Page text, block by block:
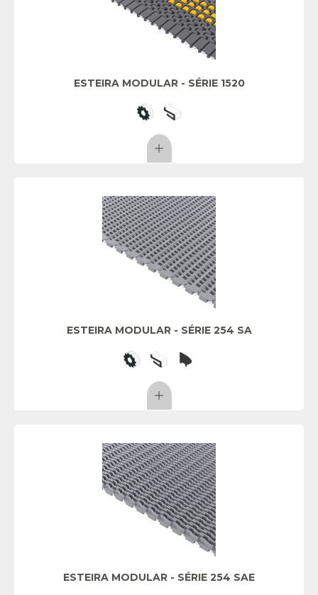
ESTEIRA MODULAR - SÉRIE 1520
ESTEIRA MODULAR - SÉRIE 254 SA
ESTEIRA MODULAR - SÉRIE 254 SAE